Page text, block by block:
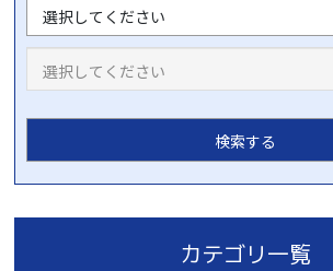
カテゴリ一覧